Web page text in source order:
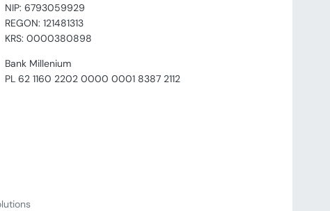
NIP: 6793059929
REGON: 121481313
KRS: 0000380898
Bank Millenium
PL 62 1160 2202 0000 0001 8387 2112